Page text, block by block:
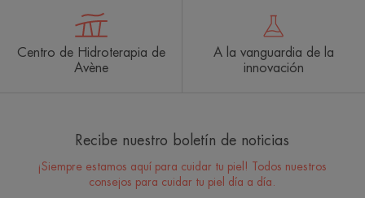
Centro de Hidroterapia de
Avène
A la vanguardia de la
innovación
Recibe nuestro boletín de noticias
¡Siempre estamos aquí para cuidar tu piel! Todos nuestros
consejos para cuidar tu piel día a día.